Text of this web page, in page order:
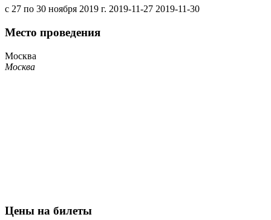
с 27 по 30 ноября 2019 г. 2019-11-27 2019-11-30
Место проведения
Москва
Москва
Цены на билеты